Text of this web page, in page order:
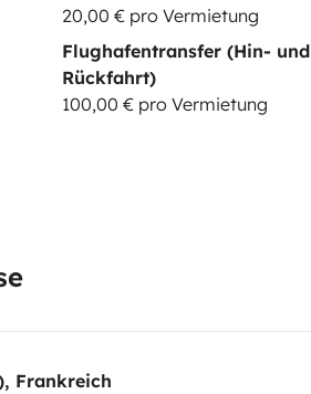
20,00 € pro Vermietung
Flughafentransfer (Hin- und
Rückfahrt)
100,00 € pro Vermietung
Frankreich